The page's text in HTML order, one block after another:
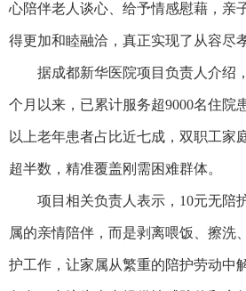
心陪伴老人谈心、给予情感慰藉，亲
得更加和睦融洽，真正实现了从容尽
据成都新华医院项目负责人介绍
个月以来，已累计服务超9000名住院
以上老年患者占比近七成，双职工家
超半数，精准覆盖刚需困难群体。
项目相关负责人表示，10元无陪
属的亲情陪伴，而是剥离喂饭、擦洗
护工作，让家属从繁重的陪护劳动中